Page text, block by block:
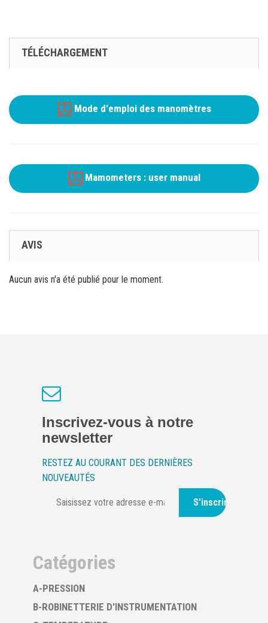
TÉLÉCHARGEMENT
Mode d'emploi des manomètres
Mamometers : user manual
AVIS
Aucun avis n'a été publié pour le moment.
Inscrivez-vous à notre
newsletter
RESTEZ AU COURANT DES DERNIÈRES
NOUVEAUTÉS
S'inscrire
Catégories
A-PRESSION
B-ROBINETTERIE D'INSTRUMENTATION